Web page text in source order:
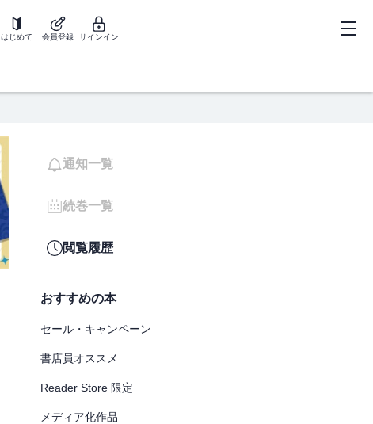
はじめて 会員登録 サインイン
通知一覧
続巻一覧
閲覧履歴
おすすめの本
セール・キャンペーン
書店員オススメ
Reader Store 限定
メディア化作品